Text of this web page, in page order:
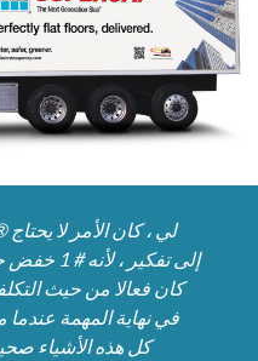
في نهاية المهمة
كل هذه الأشياء